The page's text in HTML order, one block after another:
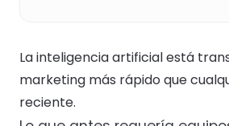
La inteligencia artificial está
marketing más rápido que
reciente.